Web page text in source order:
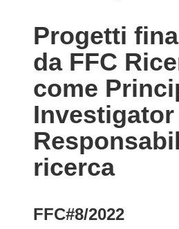
Progetti
da FFC
come
ricerca
FFC#8/2022